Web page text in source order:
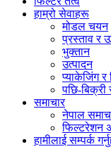
हाम्रो सेवाहरू
मोडल चयन
प्रस्ताव र
भुक्तान
उत्पादन
प्याकेजिंग र
पछि-बिक्री
समाचार
नेपाल
फिल्टरेशन
हामीलाई सम्पर्क